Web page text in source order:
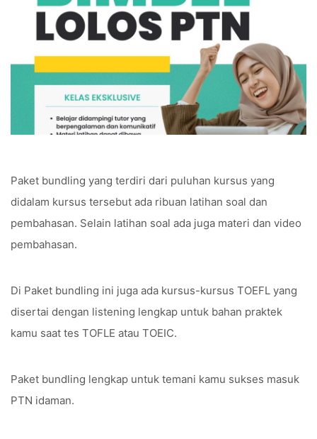
Paket bundling yang terdiri dari puluhan kursus yang
didalam kursus tersebut ada ribuan latihan soal dan
pembahasan. Selain latihan soal ada juga materi dan video
pembahasan.
Di Paket bundling ini juga ada kursus-kursus TOEFL yang
disertai dengan listening lengkap untuk bahan praktek
kamu saat tes TOFLE atau TOEIC.
Paket bundling lengkap untuk temani kamu sukses masuk
PTN idaman.